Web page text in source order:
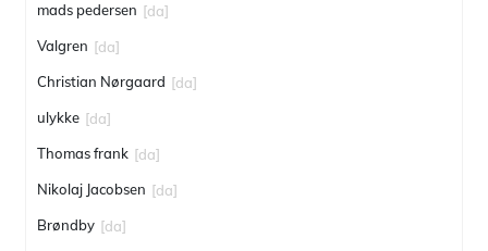
mads pedersen [da]
Valgren [da]
Christian Nørgaard [da]
ulykke [da]
Thomas frank [da]
Nikolaj Jacobsen [da]
Brøndby [da]